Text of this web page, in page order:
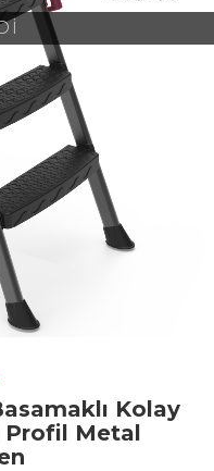
Kolay
Profil Metal